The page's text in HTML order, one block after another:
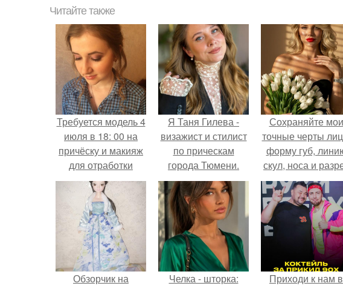
Читайте также
Требуется модель 4
июля в 18: 00 на
причёску и макияж
для отработки
новой техники?
Я Таня Гилева -
визажист и стилист
по прическам
города Тюмени.
Сохраняйте мои
точные черты
форму губ,
скул, носа и
глаз.
Обзорчик на
Челка - шторка:
Приходи к нам в